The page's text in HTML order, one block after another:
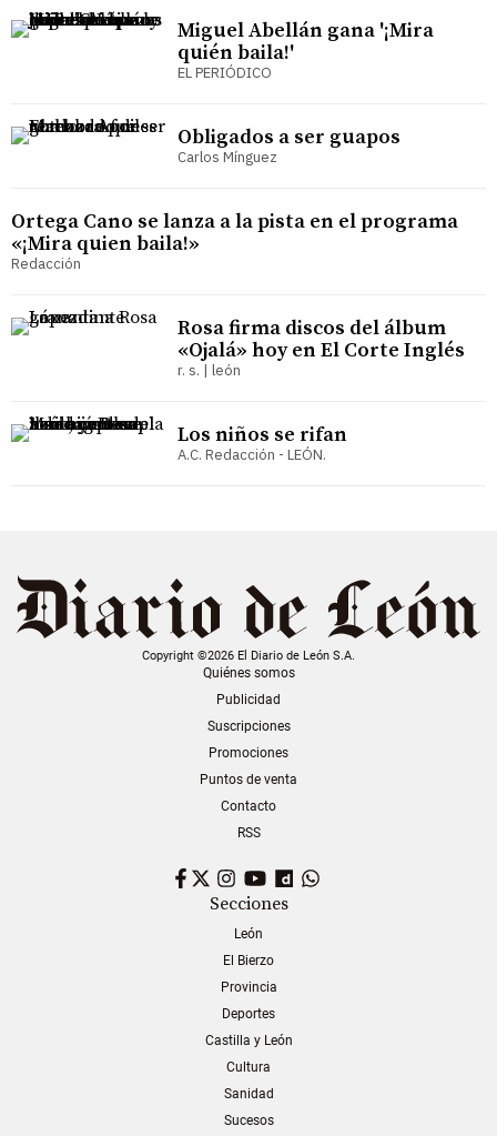
Miguel Abellán gana '¡Mira
quién baila!'
EL PERIÓDICO
Obligados a ser guapos
Carlos Mínguez
Ortega Cano se lanza a la pista en el programa
«¡Mira quien baila!»
Redacción
Rosa firma discos del álbum
«Ojalá» hoy en El Corte Inglés
r. s. | león
Los niños se rifan
A.C. Redacción - LEÓN.
Copyright ©2026 El Diario de León S.A.
Quiénes somos
Publicidad
Suscripciones
Promociones
Puntos de venta
Contacto
RSS
Facebook
TwitterInstagram
YouTubeDailymotion
Secciones
León
El Bierzo
Provincia
Deportes
Castilla y León
Cultura
Sanidad
Sucesos